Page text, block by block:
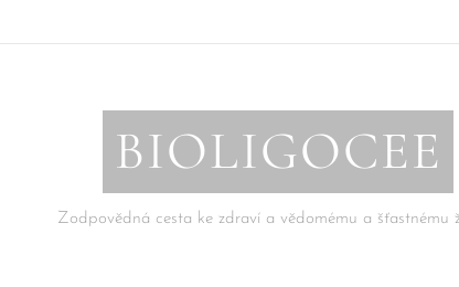
BIOLIGOCEE
Zodpovědná cesta ke zdraví a vědomému a šťastnému